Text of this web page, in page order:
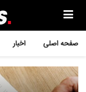
صفحه اصلی اخبار